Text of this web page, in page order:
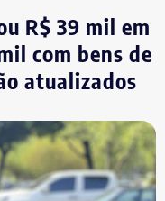
R$ 39 mil em
com bens de
atualizados